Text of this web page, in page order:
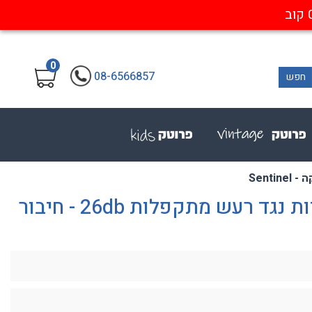
חפש
0
08-6566857
אוזניות אלקטרוניות אקטיביות נגד רעש מתקפלות 26db - חיבור